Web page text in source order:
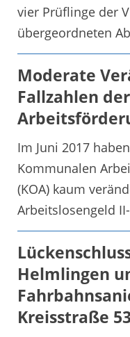
vier Prüflinge der
übergeordneten
Moderate
Fallzahlen
Im Juni 2017
Kommunalen
(KOA) kaum
Arbeitslosengeld
Helmlingen
Kreisstraße